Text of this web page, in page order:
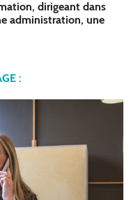
dirigeant dans
administration, une
: